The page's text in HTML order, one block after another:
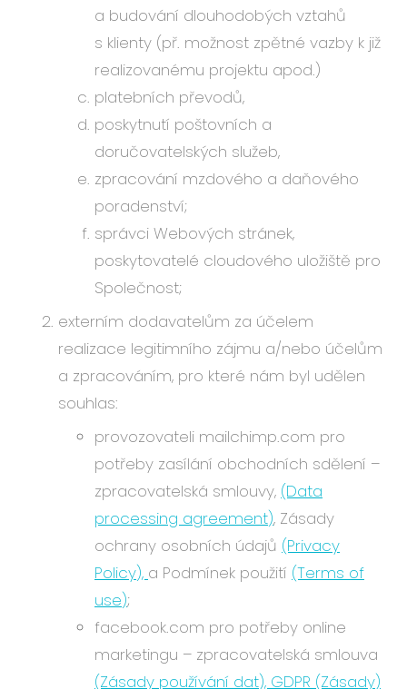
a budování dlouhodobých vztahů
s klienty (př. možnost zpětné vazby k již
realizovanému projektu apod.)
platebních převodů,
poskytnutí poštovních a
doručovatelských služeb,
zpracování mzdového a daňového
poradenství;
správci Webových stránek,
poskytovatelé cloudového uložiště pro
Společnost;
externím dodavatelům za účelem
realizace legitimního zájmu a/nebo účelům
a zpracováním, pro které nám byl udělen
souhlas:
provozovateli mailchimp.com pro
potřeby zasílání obchodních sdělení –
zpracovatelská smlouvy, (Data
processing agreement), Zásady
ochrany osobních údajů (Privacy
Policy), a Podmínek použití (Terms of
use);
facebook.com pro potřeby online
marketingu – zpracovatelská smlouva
(Zásady používání dat), GDPR (Zásady)